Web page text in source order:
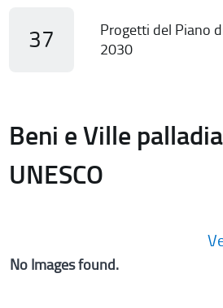
37
Progetti del Piano
2030
Beni e Ville
UNESCO
No Images found.